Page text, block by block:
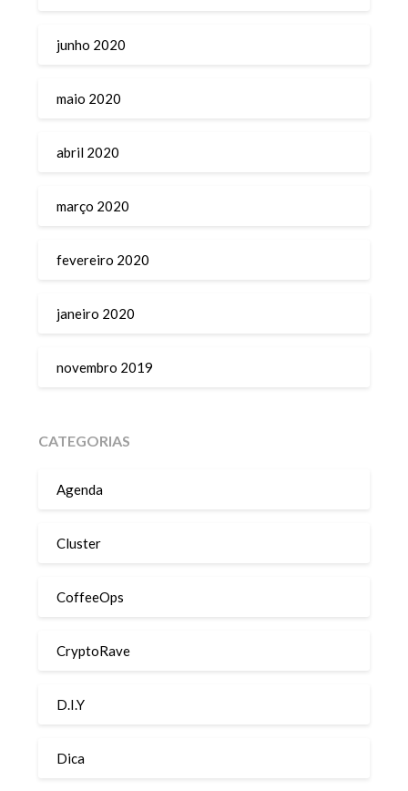
junho 2020
maio 2020
abril 2020
março 2020
fevereiro 2020
janeiro 2020
novembro 2019
CATEGORIAS
Agenda
Cluster
CoffeeOps
CryptoRave
D.I.Y
Dica